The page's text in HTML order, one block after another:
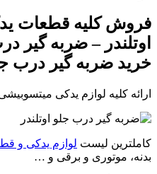
فروش کلیه قطعات
اوتلندر – ضربه گیر
خرید ضربه گیر درب
ارائه کلیه لوازم یدکی
کاملترین لیست لوازم یدکی و
بدنه، موتوری و برقی و …